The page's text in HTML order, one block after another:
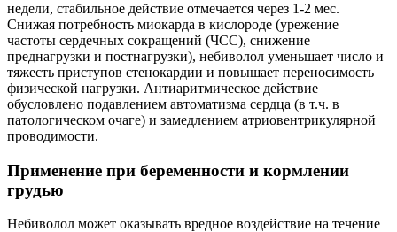
недели, стабильное действие отмечается через 1-2 мес.
Снижая потребность миокарда в кислороде (урежение
частоты сердечных сокращений (ЧСС), снижение
преднагрузки и постнагрузки), небиволол уменьшает число и
тяжесть приступов стенокардии и повышает переносимость
физической нагрузки. Антиаритмическое действие
обусловлено подавлением автоматизма сердца (в т.ч. в
патологическом очаге) и замедлением атриовентрикулярной
проводимости.
Применение при беременности и кормлении
грудью
Небиволол может оказывать вредное воздействие на течение